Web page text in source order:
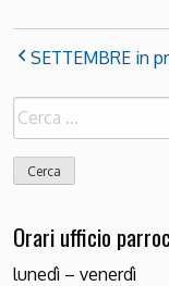
SETTEMBRE in
Ricerca
per:
Orari ufficio
lunedì – venerdì